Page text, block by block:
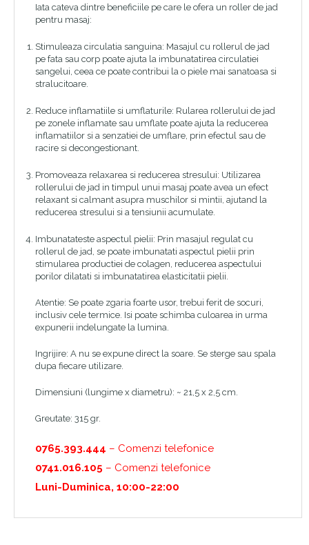
Iata cateva dintre beneficiile pe care le ofera un roller de jad
pentru masaj:
Stimuleaza circulatia sanguina: Masajul cu rollerul de jad
pe fata sau corp poate ajuta la imbunatatirea circulatiei
sangelui, ceea ce poate contribui la o piele mai sanatoasa si
stralucitoare.
Reduce inflamatiile si umflaturile: Rularea rollerului de jad
pe zonele inflamate sau umflate poate ajuta la reducerea
inflamatiilor si a senzatiei de umflare, prin efectul sau de
racire si decongestionant.
Promoveaza relaxarea si reducerea stresului: Utilizarea
rollerului de jad in timpul unui masaj poate avea un efect
relaxant si calmant asupra muschilor si mintii, ajutand la
reducerea stresului si a tensiunii acumulate.
Imbunatateste aspectul pielii: Prin masajul regulat cu
rollerul de jad, se poate imbunatati aspectul pielii prin
stimularea productiei de colagen, reducerea aspectului
porilor dilatati si imbunatatirea elasticitatii pielii.
Atentie: Se poate zgaria foarte usor, trebui ferit de socuri,
inclusiv cele termice. Isi poate schimba culoarea in urma
expunerii indelungate la lumina.
Ingrijire: A nu se expune direct la soare. Se sterge sau spala
dupa fiecare utilizare.
Dimensiuni (lungime x diametru): ~ 21,5 x 2,5 cm.
Greutate: 315 gr.
0765.393.444 – Comenzi telefonice
0741.016.105 – Comenzi telefonice
Luni-Duminica, 10:00-22:00